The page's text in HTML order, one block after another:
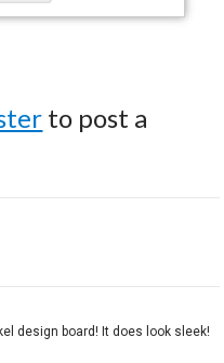
to post a
design board! It does look sleek!